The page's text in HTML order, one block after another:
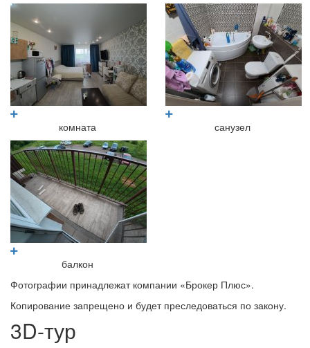
комната санузел
балкон
Фотографии принадлежат компании «Брокер Плюс».
Копирование запрещено и будет преследоваться по закону.
3D-тур